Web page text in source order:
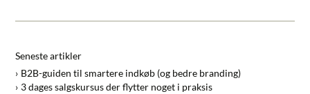
Seneste artikler
B2B-guiden til smartere indkøb (og bedre branding)
3 dages salgskursus der flytter noget i praksis